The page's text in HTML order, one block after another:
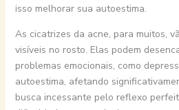
isso melhorar sua autoestima.
As cicatrizes da acne, para muitos,
visíveis no rosto. Elas podem
problemas emocionais, como
autoestima, afetando
busca incessante pelo reflexo